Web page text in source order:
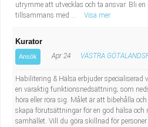
utrymme att utvecklas och ta ansvar. Bli
tillsammans med ...
Visa mer
Kurator
Ansök Apr 24 VÄSTRA
Habilitering & Hälsa erbjuder specialiserad
en varaktig funktionsnedsättning; som
höra eller röra sig. Målet är att bibehålla
skapa förutsättningar för en god hälsa
samhället. Vill du göra skillnad för